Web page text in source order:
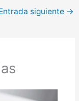
siguiente →